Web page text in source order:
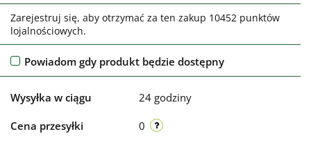
Zarejestruj się, aby otrzymać za ten zakup 10452 punktów
lojalnościowych.
Powiadom gdy produkt będzie dostępny
Wysyłka w ciągu 24 godziny
Cena przesyłki 0